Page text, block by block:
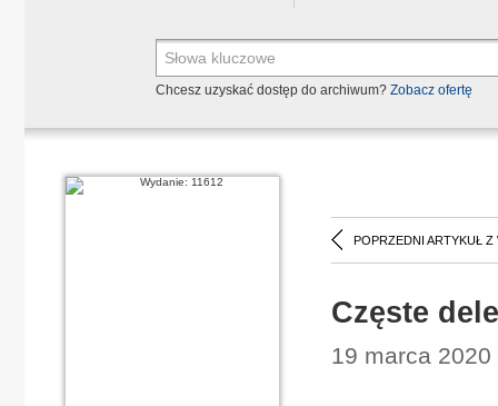
Chcesz uzyskać dostęp do archiwum? Zobacz ofertę
POPRZEDNI ARTYKUŁ Z
Częste
19 marca 2020